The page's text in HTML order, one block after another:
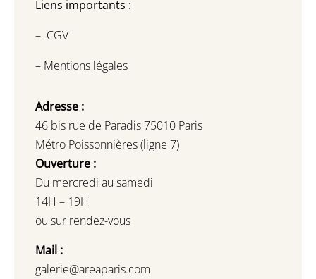
Liens importants :
– CGV
– Mentions légales
Adresse :
46 bis rue de Paradis 75010 Paris
Métro Poissonnières (ligne 7)
Ouverture :
Du mercredi au samedi
14H – 19H
ou sur rendez-vous
Mail :
galerie@areaparis.com